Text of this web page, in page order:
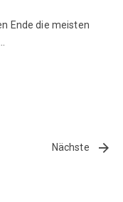
Ende die meisten
Nächste